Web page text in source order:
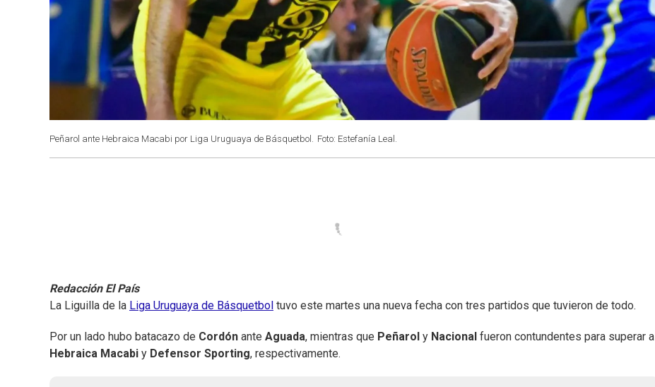
Peñarol ante Hebraica Macabi por Liga Uruguaya de Básquetbol. Foto: Estefanía Leal.
Redacción El País
La Liguilla de la Liga Uruguaya de Básquetbol tuvo este martes una nueva fecha con tres partidos que tuvieron de todo.
Por un lado hubo batacazo de Cordón ante Aguada, mientras que Peñarol y Nacional fueron contundentes para superar a
Hebraica Macabi y Defensor Sporting, respectivamente.